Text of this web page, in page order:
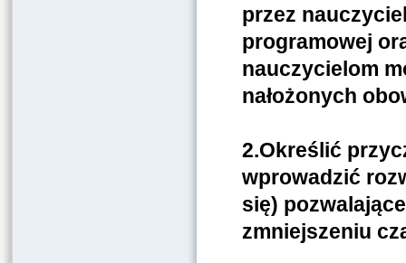
przez
programowej
nauczycielom
nałożonych
2.Określić
wprowadzić
się)
zmniejszeniu